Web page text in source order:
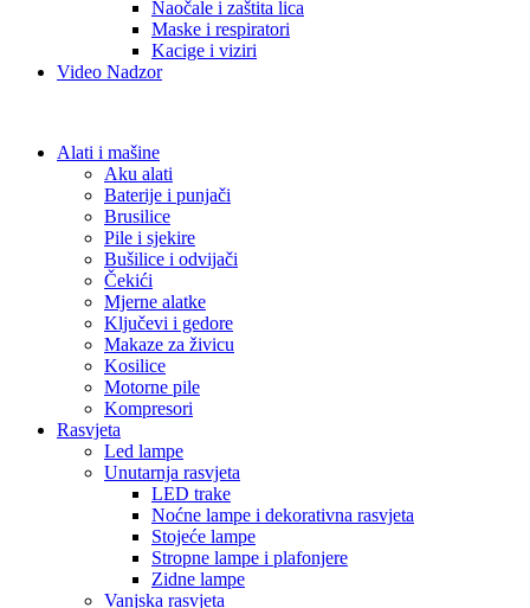
Naočale i zaštita lica
Maske i respiratori
Kacige i viziri
Video Nadzor
Alati i mašine
Aku alati
Baterije i punjači
Brusilice
Pile i sjekire
Bušilice i odvijači
Čekići
Mjerne alatke
Ključevi i gedore
Makaze za živicu
Kosilice
Motorne pile
Kompresori
Rasvjeta
Led lampe
Unutarnja rasvjeta
LED trake
Noćne lampe i dekorativna rasvjeta
Stojeće lampe
Stropne lampe i plafonjere
Zidne lampe
Vanjska rasvjeta